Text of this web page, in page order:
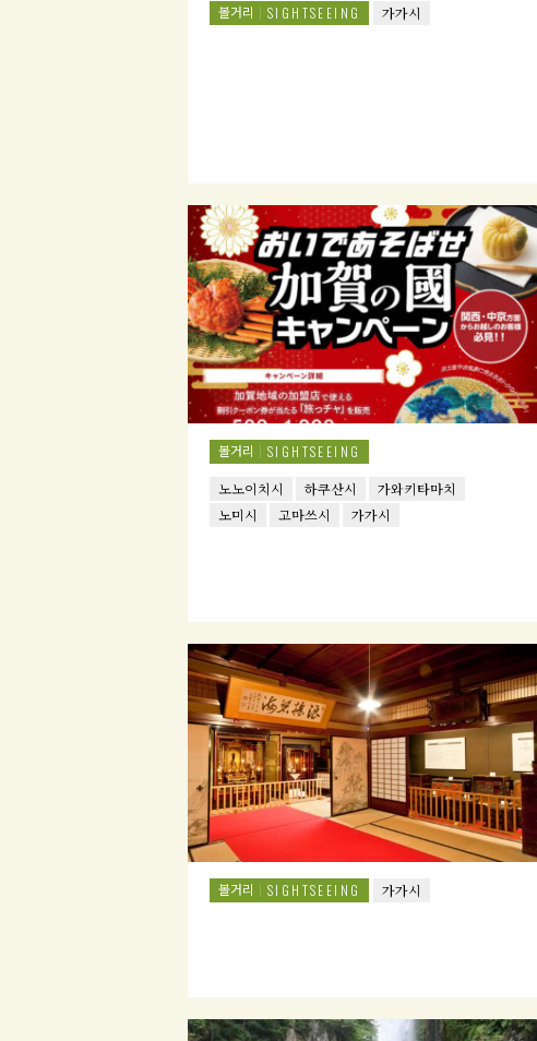
볼거리 SIGHTSEEING 가가시
볼거리
SIGHTSEEING
노노이치시
하쿠산시
가와키타마치
노미시
고마쓰시 가가시
볼거리 SIGHTSEEING 가가시